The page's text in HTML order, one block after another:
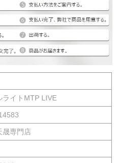
ライトMTP LIVE
晟専門店